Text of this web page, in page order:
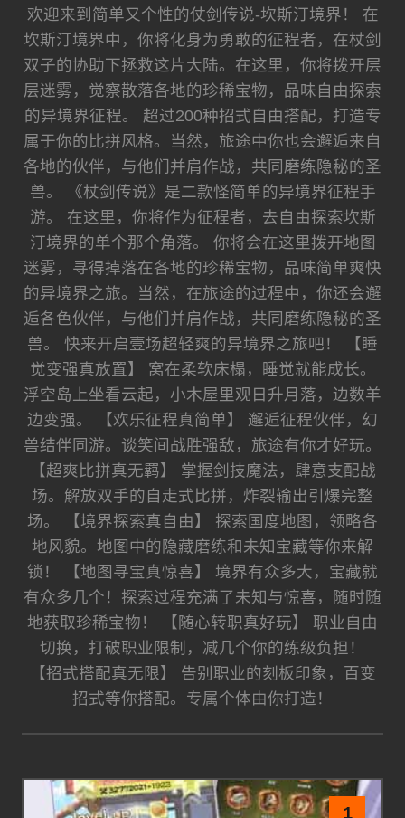
欢迎来到简单又个性的仗剑传说-坎斯汀境界！ 在
坎斯汀境界中，你将化身为勇敢的征程者，在杖剑
双子的协助下拯救这片大陆。在这里，你将拨开层
层迷雾，觉察散落各地的珍稀宝物，品味自由探索
的异境界征程。 超过200种招式自由搭配，打造专
属于你的比拼风格。当然，旅途中你也会邂逅来自
各地的伙伴，与他们并肩作战，共同磨练隐秘的圣
兽。 《杖剑传说》是二款怪简单的异境界征程手
游。 在这里，你将作为征程者，去自由探索坎斯
汀境界的单个那个角落。 你将会在这里拨开地图
迷雾，寻得掉落在各地的珍稀宝物，品味简单爽快
的异境界之旅。当然，在旅途的过程中，你还会邂
逅各色伙伴，与他们并肩作战，共同磨练隐秘的圣
兽。 快来开启壹场超轻爽的异境界之旅吧！ 【睡
觉变强真放置】 窝在柔软床榻，睡觉就能成长。
浮空岛上坐看云起，小木屋里观日升月落，边数羊
边变强。 【欢乐征程真简单】 邂逅征程伙伴，幻
兽结伴同游。谈笑间战胜强敌，旅途有你才好玩。
【超爽比拼真无羁】 掌握剑技魔法，肆意支配战
场。解放双手的自走式比拼，炸裂输出引爆完整
场。 【境界探索真自由】 探索国度地图，领略各
地风貌。地图中的隐藏磨练和未知宝藏等你来解
锁！ 【地图寻宝真惊喜】 境界有众多大，宝藏就
有众多几个！探索过程充满了未知与惊喜，随时随
地获取珍稀宝物！ 【随心转职真好玩】 职业自由
切换，打破职业限制，减几个你的练级负担！
【招式搭配真无限】 告别职业的刻板印象，百变
招式等你搭配。专属个体由你打造！